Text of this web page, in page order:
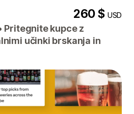
260 $USD
Pritegnite kupce z
učinki brskanja in